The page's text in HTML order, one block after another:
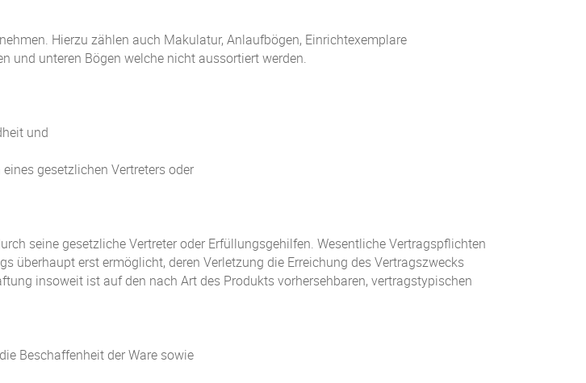
Hierzu zählen auch Makulatur, Anlaufbögen, Einrichtexemplare
und unteren Bögen welche nicht aussortiert werden.
und
gesetzlichen Vertreters oder
seine gesetzliche Vertreter oder Erfüllungsgehilfen. Wesentliche Vertragspflichten
überhaupt erst ermöglicht, deren Verletzung die Erreichung des Vertragszwecks
insoweit ist auf den nach Art des Produkts vorhersehbaren, vertragstypischen
Beschaffenheit der Ware sowie